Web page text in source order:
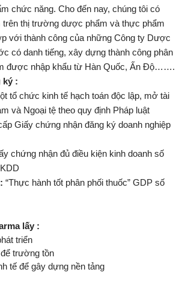
chức năng. Cho đến nay, chúng tôi có
trên thị trường dược phẩm và thực phẩm
với thành công của những Công ty Dược
có danh tiếng, xây dựng thành công phân
được nhập khẩu từ Hàn Quốc, Ấn Độ…….
ký:
tổ chức kinh tế hạch toán độc lập, mở tài
và Ngoại tệ theo quy định Pháp luật
Giấy chứng nhận đăng ký doanh nghiệp
chứng nhận đủ điều kiện kinh doanh số
“Thực hành tốt phân phối thuốc” GDP số
lấy :
triển
trường tồn
tế để gây dựng nền tảng